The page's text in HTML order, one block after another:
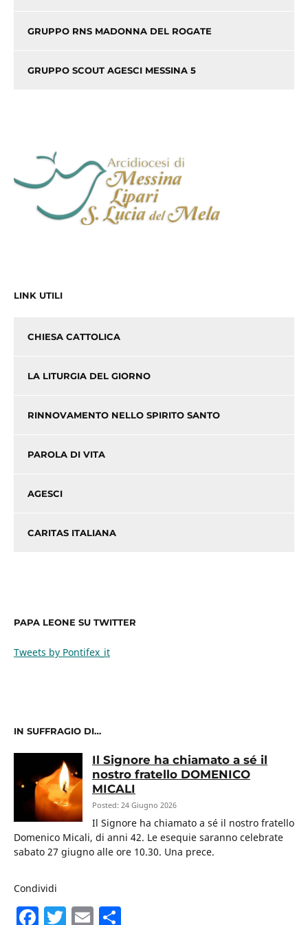
GRUPPO RNS MADONNA DEL ROGATE
GRUPPO SCOUT AGESCI MESSINA 5
LINK UTILI
CHIESA CATTOLICA
LA LITURGIA DEL GIORNO
RINNOVAMENTO NELLO SPIRITO SANTO
PAROLA DI VITA
AGESCI
CARITAS ITALIANA
PAPA LEONE SU TWITTER
Tweets by Pontifex_it
IN SUFFRAGIO DI…
Il Signore ha chiamato a sé il
nostro fratello DOMENICO
MICALI
Posted: 24 Giugno 2026
Il Signore ha chiamato a sé il nostro fratello
Domenico Micali, di anni 42. Le esequie saranno celebrate
sabato 27 giugno alle ore 10.30. Una prece.
Condividi
F T E